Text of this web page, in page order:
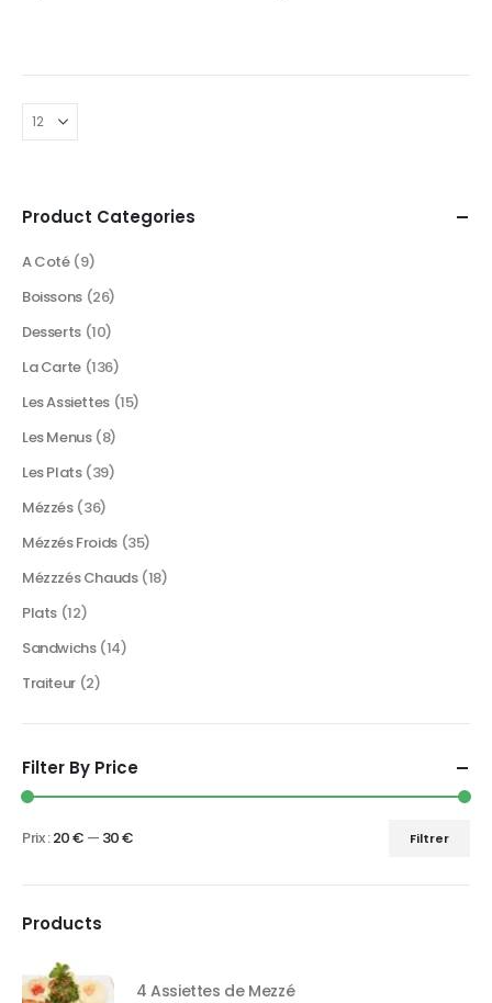
Product Categories
A Coté (9)
Boissons (26)
Desserts (10)
La Carte (136)
Les Assiettes (15)
Les Menus (8)
Les Plats (39)
Mézzés (36)
Mézzés Froids (35)
Mézzzés Chauds (18)
Plats (12)
Sandwichs (14)
Traiteur (2)
Filter By Price
Filtrer
Prix :20 € — 30 €
Products
4 Assiettes de Mezzé